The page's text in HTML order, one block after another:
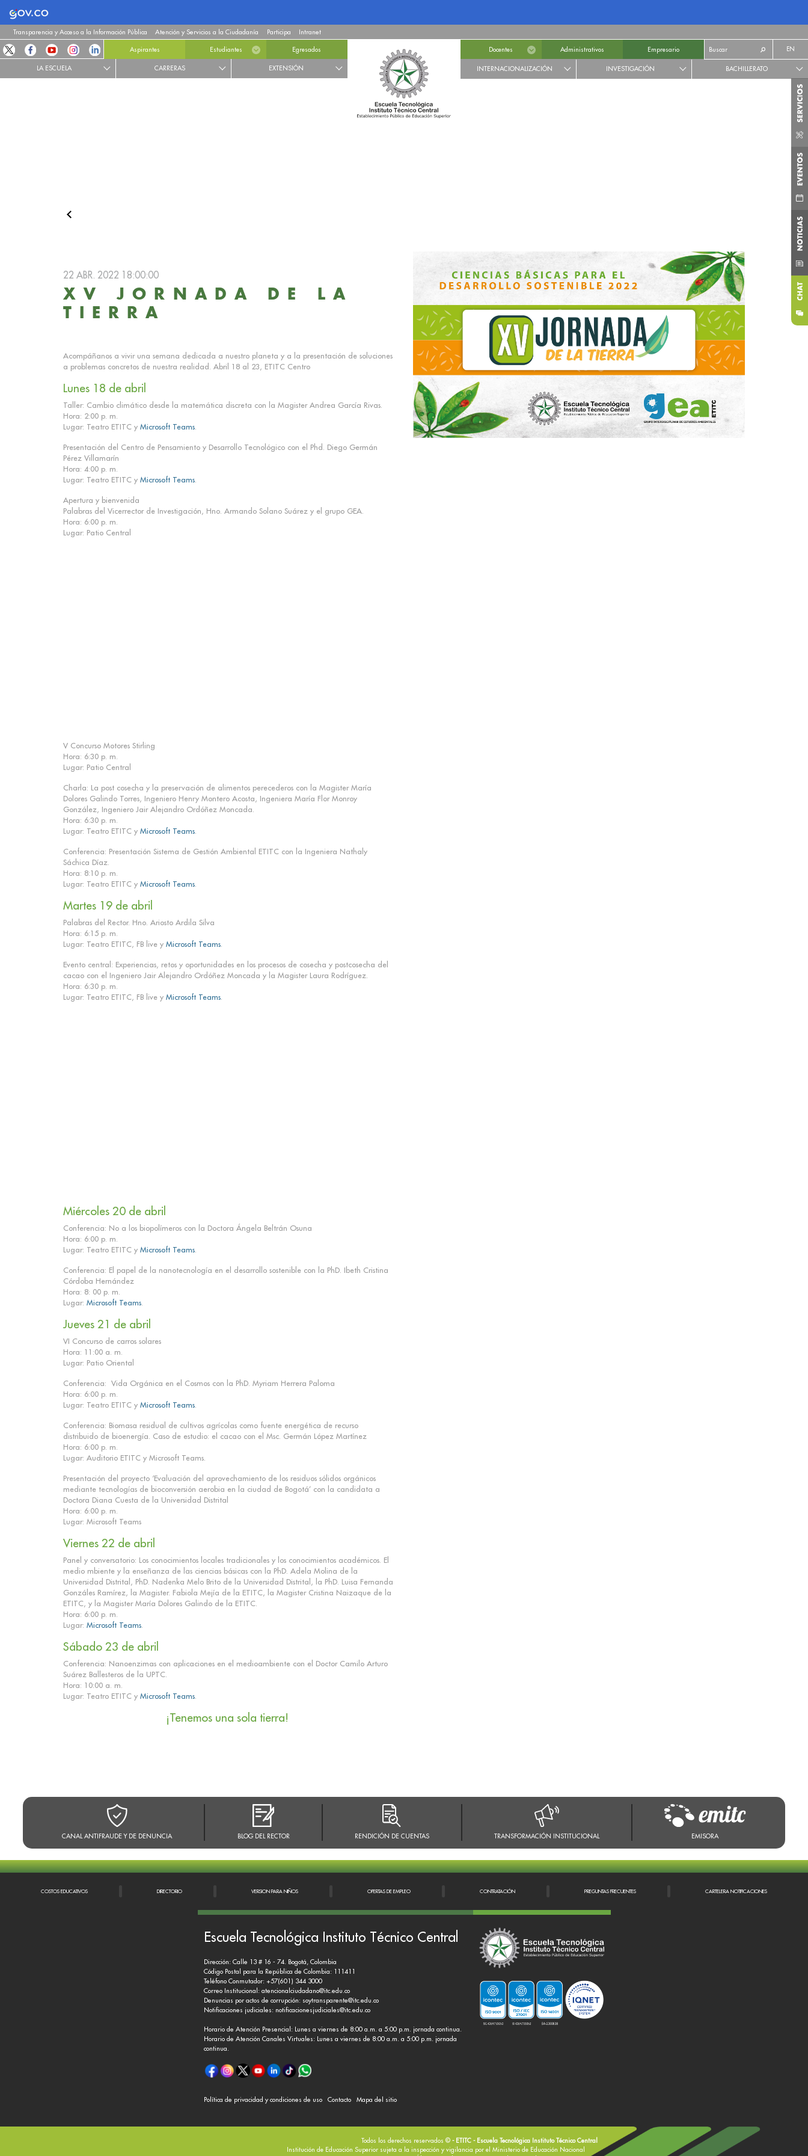
Logo Gobierno de Colombia
Transparencia y Acceso a la Información Pública Atención y Servicios a la Ciudadanía Participa Intranet
Aspirantes Estudiantes Egresados
LA ESCUELA CARRERAS EXTENSIÓN
Docentes Administrativos Empresario EN
INTERNACIONALIZACIÓN INVESTIGACIÓN BACHILLERATO
CANAL ANTIFRAUDE Y DE DENUNCIA BLOG DEL RECTOR RENDICIÓN DE CUENTAS TRANSFORMACIÓN INSTITUCIONAL EMISORA
22 ABR. 2022 18:00:00
XV JORNADA DE LA
TIERRA
Acompáñanos a vivir una semana dedicada a nuestro planeta y a la presentación de soluciones
a problemas concretos de nuestra realidad. Abril 18 al 23, ETITC Centro
Lunes 18 de abril
Taller: Cambio climático desde la matemática discreta con la Magister Andrea García Rivas.
Hora: 2:00 p. m.
Lugar: Teatro ETITC y Microsoft Teams.
Presentación del Centro de Pensamiento y Desarrollo Tecnológico con el Phd. Diego Germán
Pérez Villamarín
Hora: 4:00 p. m.
Lugar: Teatro ETITC y Microsoft Teams.
Apertura y bienvenida
Palabras del Vicerrector de Investigación, Hno. Armando Solano Suárez y el grupo GEA.
Hora: 6:00 p. m.
Lugar: Patio Central
V Concurso Motores Stirling
Hora: 6:30 p. m.
Lugar: Patio Central
Charla: La post cosecha y la preservación de alimentos perecederos con la Magister María
Dolores Galindo Torres, Ingeniero Henry Montero Acosta, Ingeniera María Flor Monroy
González, Ingeniero Jair Alejandro Ordóñez Moncada.
Hora: 6:30 p. m.
Lugar: Teatro ETITC y Microsoft Teams.
Conferencia: Presentación Sistema de Gestión Ambiental ETITC con la Ingeniera Nathaly
Sáchica Díaz.
Hora: 8:10 p. m.
Lugar: Teatro ETITC y Microsoft Teams.
Martes 19 de abril
Palabras del Rector. Hno. Ariosto Ardila Silva
Hora: 6:15 p. m.
Lugar: Teatro ETITC, FB live y Microsoft Teams.
Evento central: Experiencias, retos y oportunidades en los procesos de cosecha y postcosecha del
cacao con el Ingeniero Jair Alejandro Ordóñez Moncada y la Magister Laura Rodríguez.
Hora: 6:30 p. m.
Lugar: Teatro ETITC, FB live y Microsoft Teams.
Miércoles 20 de abril
Conferencia: No a los biopolímeros con la Doctora Ángela Beltrán Osuna
Hora: 6:00 p. m.
Lugar: Teatro ETITC y Microsoft Teams.
Conferencia: El papel de la nanotecnología en el desarrollo sostenible con la PhD. Ibeth Cristina
Córdoba Hernández
Hora: 8: 00 p. m.
Lugar: Microsoft Teams.
Jueves 21 de abril
VI Concurso de carros solares
Hora: 11:00 a. m.
Lugar: Patio Oriental
Conferencia: Vida Orgánica en el Cosmos con la PhD. Myriam Herrera Paloma
Hora: 6:00 p. m.
Lugar: Teatro ETITC y Microsoft Teams.
Conferencia: Biomasa residual de cultivos agrícolas como fuente energética de recurso
distribuido de bioenergía. Caso de estudio: el cacao con el Msc. Germán López Martínez
Hora: 6:00 p. m.
Lugar: Auditorio ETITC y Microsoft Teams.
Presentación del proyecto ‘Evaluación del aprovechamiento de los residuos sólidos orgánicos
mediante tecnologías de bioconversión aerobia en la ciudad de Bogotá’ con la candidata a
Doctora Diana Cuesta de la Universidad Distrital
Hora: 6:00 p. m.
Lugar: Microsoft Teams
Viernes 22 de abril
Panel y conversatorio: Los conocimientos locales tradicionales y los conocimientos académicos. El
medio mbiente y la enseñanza de las ciencias básicas con la PhD. Adela Molina de la
Universidad Distrital, PhD. Nadenka Melo Brito de la Universidad Distrital, la PhD. Luisa Fernanda
Gonzáles Ramírez, la Magister. Fabiola Mejía de la ETITC, la Magister Cristina Naizaque de la
ETITC, y la Magister María Dolores Galindo de la ETITC.
Hora: 6:00 p. m.
Lugar: Microsoft Teams.
Sábado 23 de abril
Conferencia: Nanoenzimas con aplicaciones en el medioambiente con el Doctor Camilo Arturo
Suárez Ballesteros de la UPTC.
Hora: 10:00 a. m.
Lugar: Teatro ETITC y Microsoft Teams.
¡Tenemos una sola tierra!
COSTOS EDUCATIVOS DIRECTORIO VERSION PARA NIÑOS OFERTAS DE EMPLEO CONTRATACIÓN PREGUNTAS FRECUENTES CARTELERA NOTIFICACIONES
Escuela Tecnológica Instituto Técnico Central
Dirección: Calle 13 # 16 - 74. Bogotá, Colombia
Código Postal para la República de Colombia: 111411
Teléfono Conmutador: +57(601) 344 3000
Correo Institucional: atencionalciudadano@itc.edu.co
Denuncias por actos de corrupción: soytransparente@itc.edu.co
Notificaciones judiciales: notificacionesjudiciales@itc.edu.co
Horario de Atención Presencial: Lunes a viernes de 8:00 a.m. a 5:00 p.m. jornada continua.
Horario de Atención Canales Virtuales: Lunes a viernes de 8:00 a.m. a 5:00 p.m. jornada
continua.
Política de privacidad y condiciones de uso Contacto Mapa del sitio
Todos los derechos reservados © - ETITC - Escuela Tecnológica Instituto Técnico Central
Institución de Educación Superior sujeta a la inspección y vigilancia por el Ministerio de Educación Nacional